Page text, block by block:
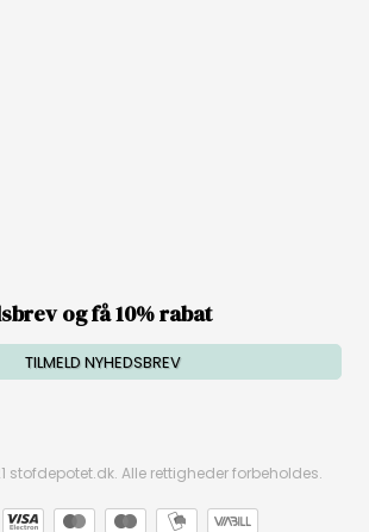
og få 10% rabat
TILMELD NYHEDSBREV
stofdepotet.dk. Alle rettigheder forbeholdes.